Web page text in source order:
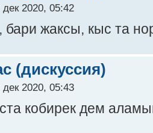
дек 2020, 05:42
бари жаксы, кыс та
(дискуссия)
дек 2020, 05:43
кобирек дем